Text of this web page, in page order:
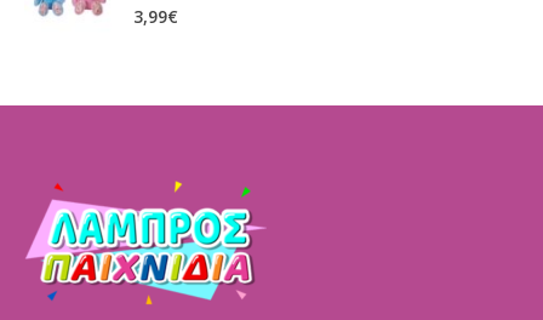
0 out of 5
3,99€